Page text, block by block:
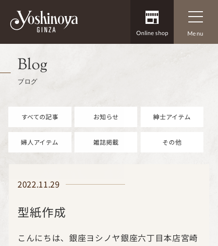
Online shop Menu
Blog
ブログ
すべての記事 お知らせ 紳士アイテム
婦人アイテム 雑誌掲載 その他
2022.11.29
型紙作成
こんにちは、銀座ヨシノヤ銀座六丁目本店宮崎